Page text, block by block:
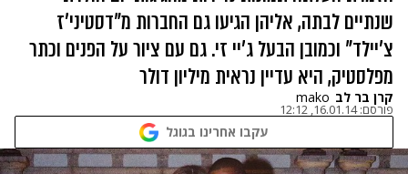
שנתיים לבתה, אליהן הגיעו גם החברות מ"דסטיני'ז
צ'יילד" וכמובן הבעל ג'יי זי. גם עם ציור על הפנים וכתר
מפלסטיק, היא עדיין נראית מיליון דולר
קרן בר לב mako
פורסם:16.01.14, 12:12
עקבו אחרינו בגוגל